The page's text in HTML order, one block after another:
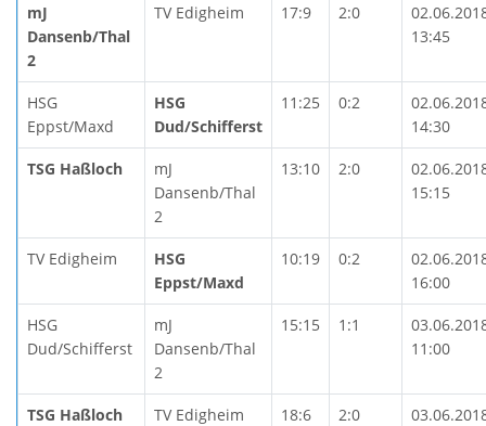
mJ
Dansenb/Thal
2
TV Edigheim 17:9 2:0
13:45
HSG
Eppst/Maxd
HSG
Dud/Schifferst
11:25 0:2
14:30
TSG Haßloch
mJ
Dansenb/Thal
2
13:10 2:0
15:15
TV Edigheim
HSG
Eppst/Maxd
10:19 0:2
16:00
HSG
Dud/Schifferst
mJ
Dansenb/Thal
2
15:15 1:1
11:00
TSG Haßloch TV Edigheim 18:6 2:0